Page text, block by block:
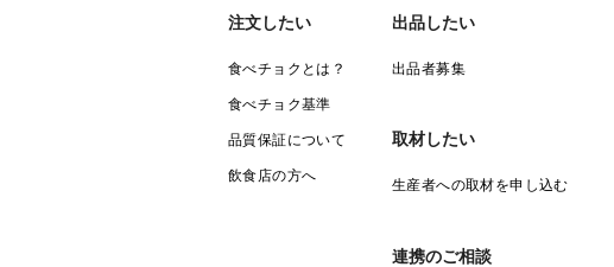
注文したい
食べチョクとは？
食べチョク基準
品質保証について
飲食店の方へ
出品したい
出品者募集
取材したい
生産者への取材を申し込む
連携のご相談